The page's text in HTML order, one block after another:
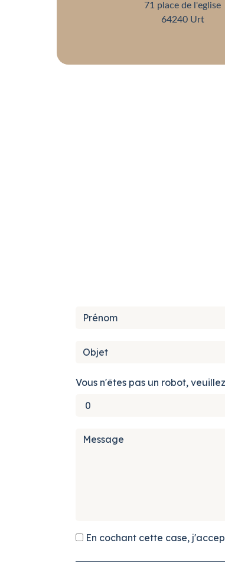
71 place de l'eglise
64240 Urt
Vous n'êtes pas un robot,
En cochant cette case,